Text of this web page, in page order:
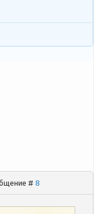
#8